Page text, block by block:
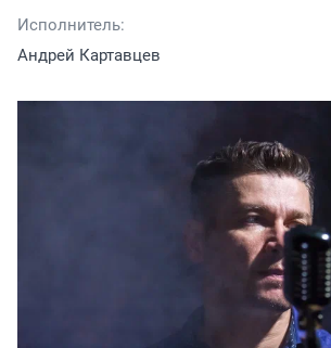
Исполнитель:
Андрей Картавцев